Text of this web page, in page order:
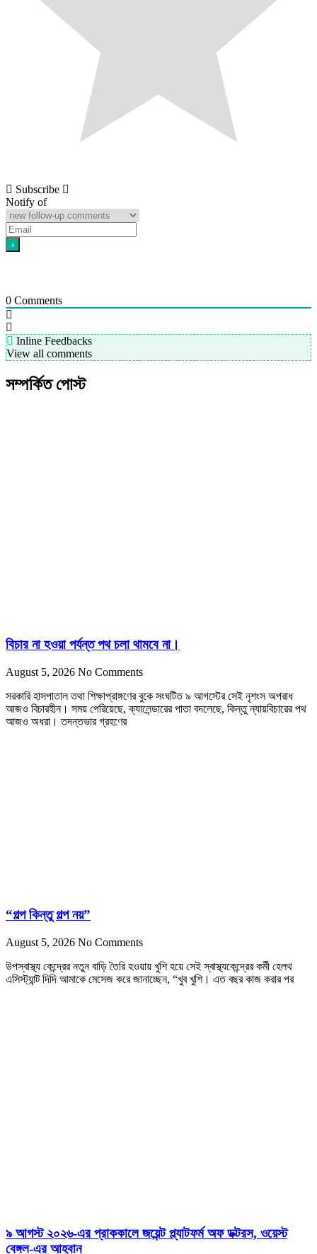
Subscribe
Notify of
0 Comments
Inline Feedbacks
View all comments
সম্পর্কিত পোস্ট
বিচার না হওয়া পর্যন্ত পথ চলা থামবে না।
August 5, 2026 No Comments
সরকারি হাসপাতাল তথা শিক্ষাপ্রাঙ্গণের বুকে সংঘটিত ৯ আগস্টের সেই নৃশংস অপরাধ
আজও বিচারহীন। সময় পেরিয়েছে, ক্যালেন্ডারের পাতা বদলেছে, কিন্তু ন্যায়বিচারের পথ
আজও অধরা। তদন্তভার গ্রহণের
“গল্প কিন্তু গল্প নয়”
August 5, 2026 No Comments
উপস্বাস্থ্য কেন্দ্রের নতুন বাড়ি তৈরি হওয়ায় খুশি হয়ে সেই স্বাস্থ্যকেন্দ্রের কর্মী হেলথ
এসিস্ট্যান্ট দিদি আমাকে মেসেজ করে জানাচ্ছেন, “খুব খুশি। এত বছর কাজ করার পর
৯ আগস্ট ২০২৬-এর প্রাককালে জয়েন্ট প্ল্যাটফর্ম অফ ডক্টরস, ওয়েস্ট
বেঙ্গল-এর আহ্বান